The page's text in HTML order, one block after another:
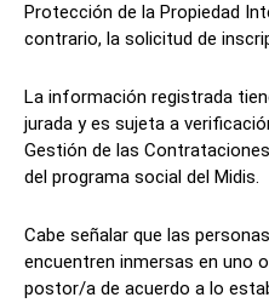
Protección de la Propiedad
contrario, la solicitud de
La información registrada
jurada y es sujeta a
Gestión de las
del programa social del Midis.
Cabe señalar que las
encuentren inmersas en uno
postor/a de acuerdo a lo